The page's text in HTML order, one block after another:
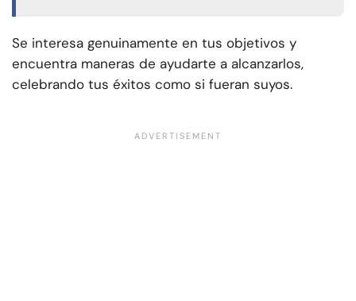
Se interesa genuinamente en tus objetivos y
encuentra maneras de ayudarte a alcanzarlos,
celebrando tus éxitos como si fueran suyos.